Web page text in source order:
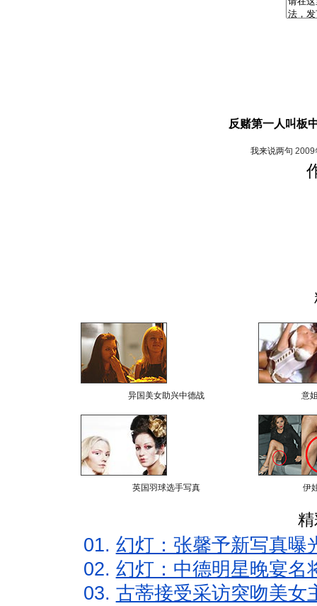
反赌第一人叫板
我来说两句 2009
异国美女助兴中德战 意
英国羽球选手写真 伊
01. 幻灯：张馨予新写真曝
02. 幻灯：中德明星晚宴名
03. 古蒂接受采访突吻美女